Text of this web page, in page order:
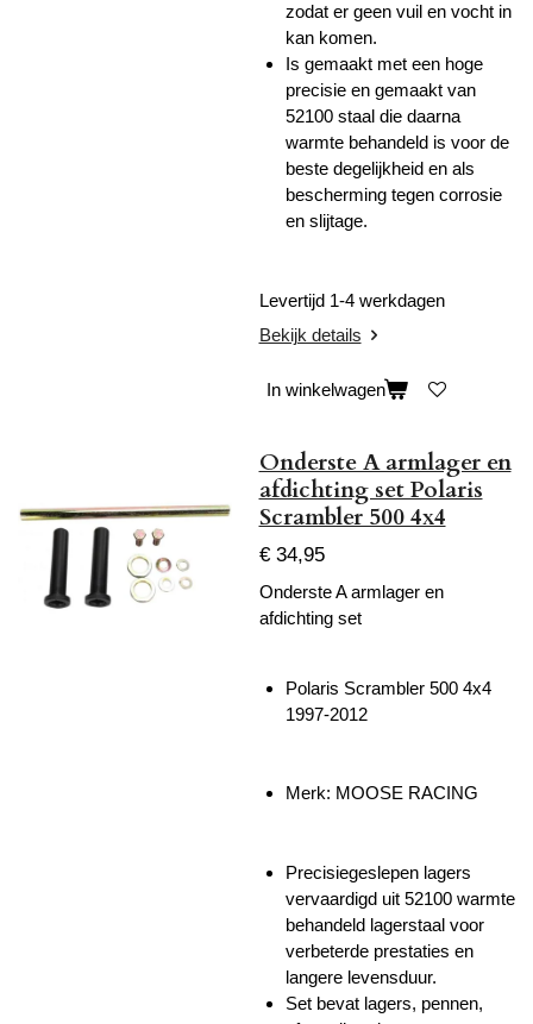
zodat er geen vuil en vocht in
kan komen.
Is gemaakt met een hoge
precisie en gemaakt van
52100 staal die daarna
warmte behandeld is voor de
beste degelijkheid en als
bescherming tegen corrosie
en slijtage.
Levertijd 1-4 werkdagen
Bekijk details
In winkelwagen
Onderste A armlager en
afdichting set Polaris
Scrambler 500 4x4
€ 34,95
Onderste A armlager en
afdichting set
Polaris Scrambler 500 4x4
1997-2012
Merk: MOOSE RACING
Precisiegeslepen lagers
vervaardigd uit 52100 warmte
behandeld lagerstaal voor
verbeterde prestaties en
langere levensduur.
Set bevat lagers, pennen,